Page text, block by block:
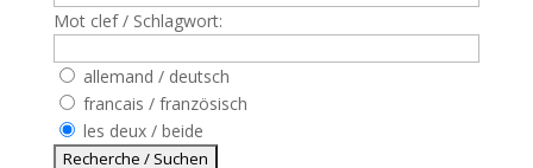
Mot clef / Schlagwort:
allemand / deutsch
francais / französisch
les deux / beide